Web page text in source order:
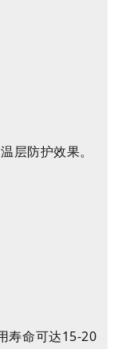
层防护效果。
寿命可达15-20